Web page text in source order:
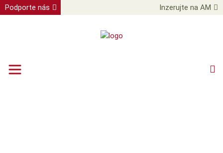
Podporte nás Inzerujte na AM